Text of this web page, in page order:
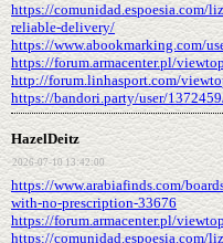
https://comunidad.espoesia.com/
reliable-delivery/
https://www.abookmarking.com/
https://forum.armacenter.pl/
http://forum.linhasport.com/
https://bandori.party/user/
HazelDeitz
2026-07-10 13:42:00
https://www.arabiafinds.com/
with-no-prescription-33676
https://forum.armacenter.pl/
https://comunidad.espoesia.com/